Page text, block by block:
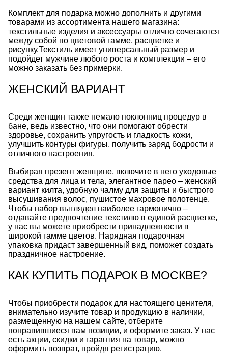
Комплект для подарка можно дополнить и другими
товарами из ассортимента нашего магазина:
текстильные изделия и аксессуары отлично сочетаются
между собой по цветовой гамме, расцветке и
рисунку.Текстиль имеет универсальный размер и
подойдет мужчине любого роста и комплекции – его
можно заказать без примерки.
ЖЕНСКИЙ ВАРИАНТ
Среди женщин также немало поклонниц процедур в
бане, ведь известно, что они помогают обрести
здоровье, сохранить упругость и гладкость кожи,
улучшить контуры фигуры, получить заряд бодрости и
отличного настроения.
Выбирая презент женщине, включите в него уходовые
средства для лица и тела, элегантное парео – женский
вариант килта, удобную чалму для защиты и быстрого
высушивания волос, пушистое махровое полотенце.
Чтобы набор выглядел наиболее гармонично –
отдавайте предпочтение текстилю в единой расцветке,
у нас вы можете приобрести принадлежности в
широкой гамме цветов. Нарядная подарочная
упаковка придаст завершенный вид, поможет создать
праздничное настроение.
КАК КУПИТЬ ПОДАРОК В МОСКВЕ?
Чтобы приобрести подарок для настоящего ценителя,
внимательно изучите товар и продукцию в наличии,
размещенную на нашем сайте, отберите
понравившиеся вам позиции, и оформите заказ. У нас
есть акции, скидки и гарантия на товар, можно
оформить возврат, пройдя регистрацию.